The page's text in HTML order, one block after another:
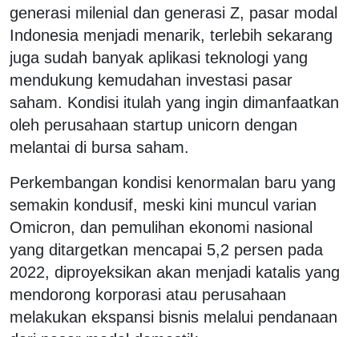
generasi milenial dan generasi Z, pasar modal
Indonesia menjadi menarik, terlebih sekarang
juga sudah banyak aplikasi teknologi yang
mendukung kemudahan investasi pasar
saham. Kondisi itulah yang ingin dimanfaatkan
oleh perusahaan startup unicorn dengan
melantai di bursa saham.
Perkembangan kondisi kenormalan baru yang
semakin kondusif, meski kini muncul varian
Omicron, dan pemulihan ekonomi nasional
yang ditargetkan mencapai 5,2 persen pada
2022, diproyeksikan akan menjadi katalis yang
mendorong korporasi atau perusahaan
melakukan ekspansi bisnis melalui pendanaan